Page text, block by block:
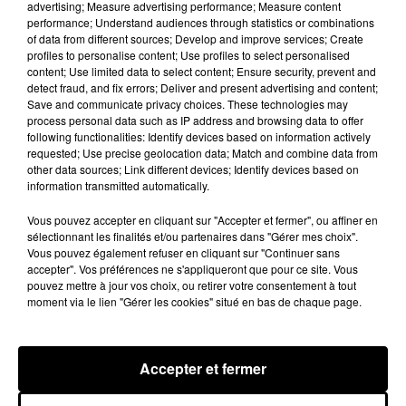
Publié : 4 novembre 2020 à 15h10 par A.L.
"répondre à l’angoisse majeure des Français"
soit la pénurie !
Salut à tous La résistance s’ organise pour ce
week-end VENTE À EMPORTER La carte de ce
soir Commande avant 17h30...
Publiée parLes Affiches TrouvillesurVendredi
30 octobre 2020
Quoiqu'il en soit, cette offre
reconfinement”
, a très bien marché sur les
réseaux sociaux. La publication a été likée plus de
200 fois et repartagée par 160 personnes.
Fil actus
Russ frappe fort avec son nouveau single «
Coulda Shoulda Woulda »
Tiakola annonce le premier concert de son
advertising; Measure advertising performance; Measure content
performance; Understand audiences through statistics or combinations
of data from different sources; Develop and improve services; Create
profiles to personalise content; Use profiles to select personalised
content; Use limited data to select content; Ensure security, prevent and
detect fraud, and fix errors; Deliver and present advertising and content;
Save and communicate privacy choices. These technologies may
process personal data such as IP address and browsing data to offer
following functionalities: Identify devices based on information actively
requested; Use precise geolocation data; Match and combine data from
other data sources; Link different devices; Identify devices based on
information transmitted automatically.
Vous pouvez accepter en cliquant sur "Accepter et fermer", ou affiner en
sélectionnant les finalités et/ou partenaires dans "Gérer mes choix".
Vous pouvez également refuser en cliquant sur "Continuer sans
accepter". Vos préférences ne s'appliqueront que pour ce site. Vous
pouvez mettre à jour vos choix, ou retirer votre consentement à tout
moment via le lien "Gérer les cookies" situé en bas de chaque page.
Accepter et fermer